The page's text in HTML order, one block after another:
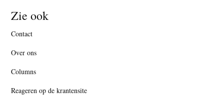
Zie ook
Contact
Over ons
Columns
Reageren op de krantensite